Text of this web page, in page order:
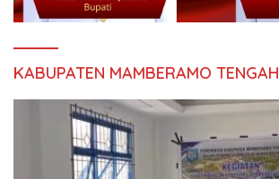
KABUPATEN MAMBERAMO TENGAH